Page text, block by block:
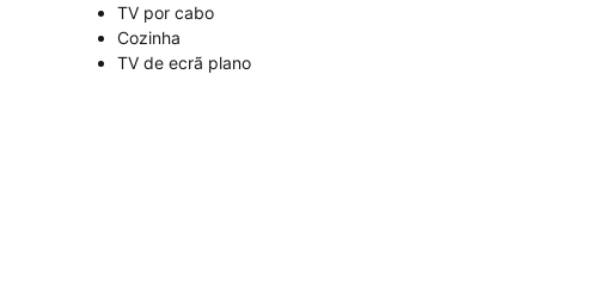
TV por cabo
Cozinha
TV de ecrã plano